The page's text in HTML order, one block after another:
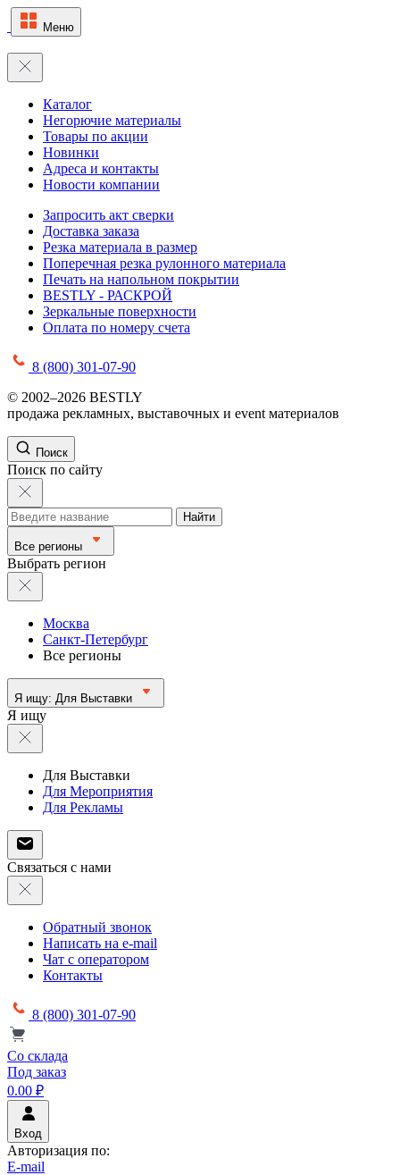
Меню
Каталог
Негорючие материалы
Товары по акции
Новинки
Адреса и контакты
Новости компании
Запросить акт сверки
Доставка заказа
Резка материала в размер
Поперечная резка рулонного материала
Печать на напольном покрытии
BESTLY - РАСКРОЙ
Зеркальные поверхности
Оплата по номеру счета
8 (800) 301-07-90
© 2002–2026 BESTLY
продажа рекламных, выставочных и event материалов
Поиск
Поиск по сайту
Найти
Все регионы
Выбрать регион
Москва
Санкт-Петербург
Все регионы
Я ищу: Для Выставки
Я ищу
Для Выставки
Для Мероприятия
Для Рекламы
Связаться с нами
Обратный звонок
Написать на e-mail
Чат с оператором
Контакты
8 (800) 301-07-90
Со склада
Под заказ
0.00 ₽
Вход
Авторизация по:
E-mail